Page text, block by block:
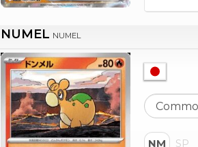
NUMEL NUMEL
NM SP